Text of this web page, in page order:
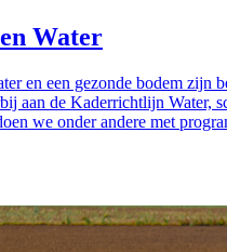
Water
en een gezonde bodem zijn
aan de Kaderrichtlijn Water,
we onder andere met